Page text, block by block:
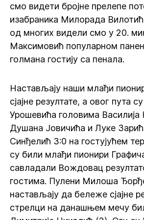
смо видети бројне прелепе
изабраника Милорада
од многих видели смо у 20.
Максимовић популарном
голмана гостију са пенала.
Настављају наши млађи
сјајне резултате, а овог пута
Урошевића головима Василија
Душана Јовичића и Луке
Синђелић 3:0 на гостујућем
су били млађи пионири
савладали Вождовац
гостима. Пулени Милоша
настављају да бележе сјајне
стрелци на данашњем мечу